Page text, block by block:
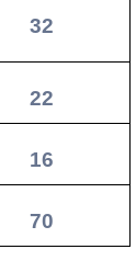
32
22
16
70